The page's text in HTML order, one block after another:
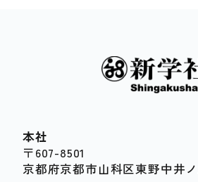
本社
〒607-8501
京都府京都市山科区東野中井